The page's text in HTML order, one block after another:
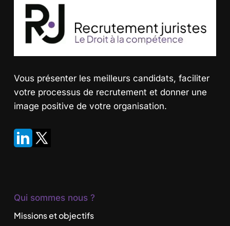
Vous présenter les meilleurs candidats, faciliter
votre processus de recrutement et donner une
image positive de votre organisation.
Qui sommes nous ?
Missions et objectifs